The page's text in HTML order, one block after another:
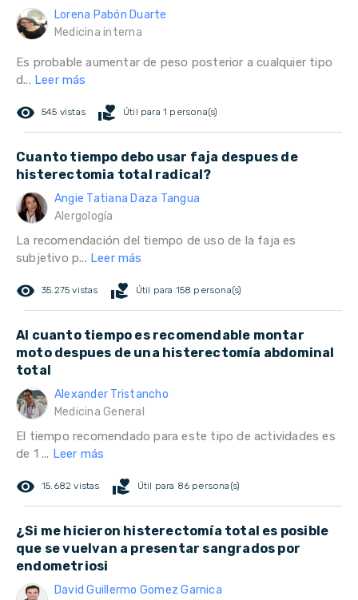
Lorena Pabón Duarte
Medicina interna
Es probable aumentar de peso posterior a cualquier tipo
d... Leer más
remove_red_eye 545 vistas volunteer_activism Útil para 1 persona(s)
Cuanto tiempo debo usar faja despues de
histerectomia total radical?
Angie Tatiana Daza Tangua
Alergología
La recomendación del tiempo de uso de la faja es
subjetivo p... Leer más
remove_red_eye 35.275 vistas volunteer_activism Útil para 158 persona(s)
Al cuanto tiempo es recomendable montar
moto despues de una histerectomía abdominal
total
Alexander Tristancho
Medicina General
El tiempo recomendado para este tipo de actividades es
de 1 ... Leer más
remove_red_eye 15.682 vistas volunteer_activism Útil para 86 persona(s)
¿Si me hicieron histerectomía total es posible
que se vuelvan a presentar sangrados por
endometriosi
David Guillermo Gomez Garnica